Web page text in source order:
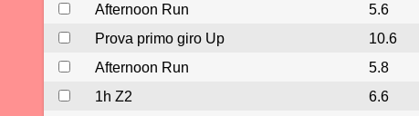
Afternoon Run
5.6
Prova primo giro Up
10.6
Afternoon Run
5.8
1h Z2
6.6